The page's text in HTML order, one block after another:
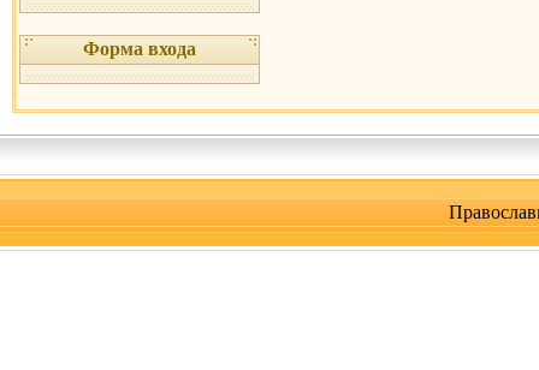
Форма входа